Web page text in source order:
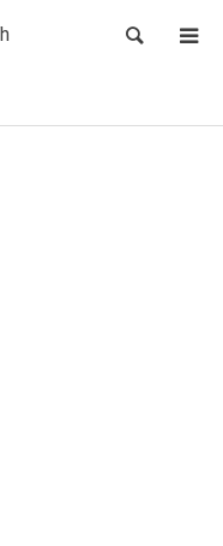
検索